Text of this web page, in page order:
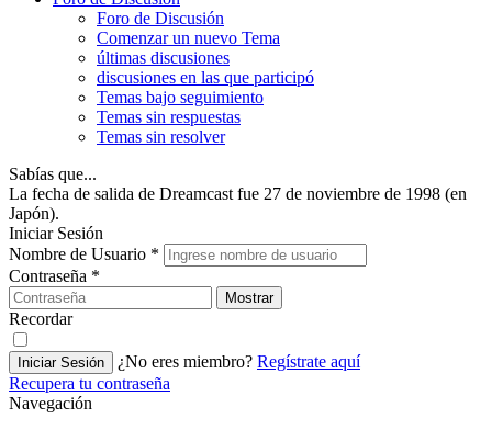
Foro de Discusión
Comenzar un nuevo Tema
últimas discusiones
discusiones en las que participó
Temas bajo seguimiento
Temas sin respuestas
Temas sin resolver
Sabías que...
La fecha de salida de Dreamcast fue 27 de noviembre de 1998 (en
Japón).
Iniciar Sesión
Nombre de Usuario *
Contraseña *
Mostrar
Recordar
Iniciar Sesión ¿No eres miembro? Regístrate aquí
Recupera tu contraseña
Navegación